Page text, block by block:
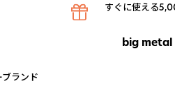
big
ランド
すぐに使える